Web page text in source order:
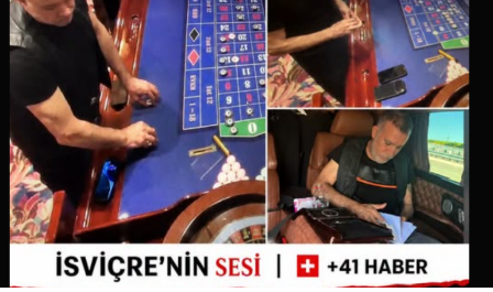
belirgin hale gelmesi üzerine belediye bu uygulamayı
yürürlüğe koyma kararı aldı.
İsviçre’de Bir İlk
İsviçre devlet televizyonu RSI‘nin haberine göre bu
uygulama yalnızca Ticino’da değil, İsviçre genelinde de
bir ilk olma özelliği taşıyor. Bugüne kadar köpek sahipleri
yalnızca dışkıyı temizlemekle yükümlüyken, Chiasso
Belediyesi bu zorunluluğu idrarı da kapsayacak şekilde
genişleten ilk belediye oldu.